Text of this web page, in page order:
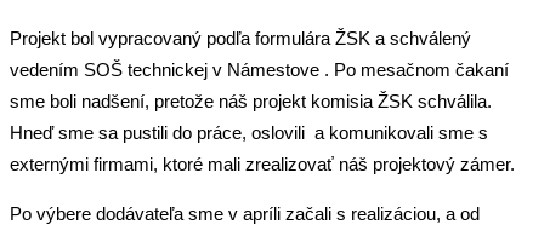
Projekt bol vypracovaný podľa formulára ŽSK a schválený
vedením SOŠ technickej v Námestove . Po mesačnom čakaní
sme boli nadšení, pretože náš projekt komisia ŽSK schválila.
Hneď sme sa pustili do práce, oslovili a komunikovali sme s
externými firmami, ktoré mali zrealizovať náš projektový zámer.
Po výbere dodávateľa sme v apríli začali s realizáciou, a od